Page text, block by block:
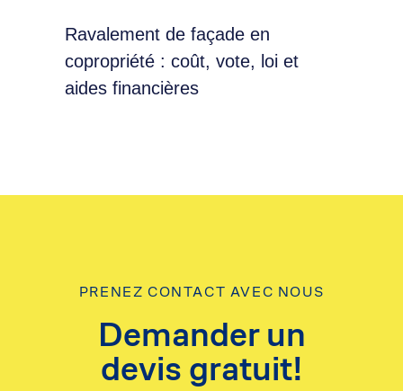
Ravalement de façade en
copropriété : coût, vote, loi et
aides financières
PRENEZ CONTACT AVEC NOUS
Demander un
devis gratuit!